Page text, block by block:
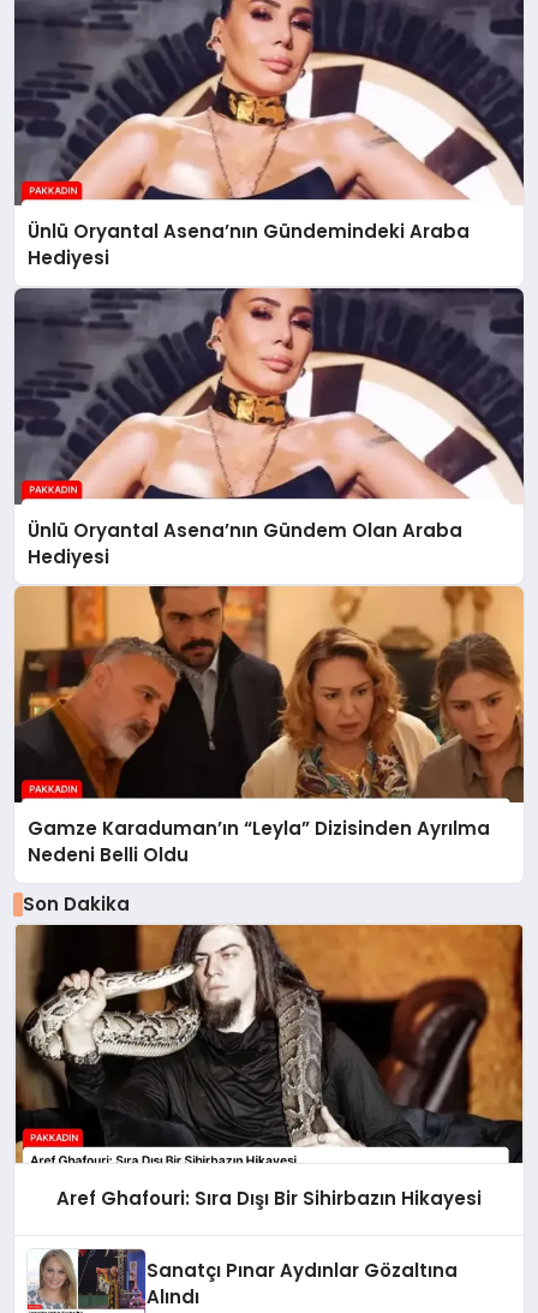
Ünlü Oryantal Asena’nın Gündemindeki Araba
Hediyesi
Ünlü Oryantal Asena’nın Gündem Olan Araba
Hediyesi
Gamze Karaduman’ın “Leyla” Dizisinden Ayrılma
Nedeni Belli Oldu
Son Dakika
Aref Ghafouri: Sıra Dışı Bir Sihirbazın Hikayesi
Sanatçı Pınar Aydınlar Gözaltına
Alındı